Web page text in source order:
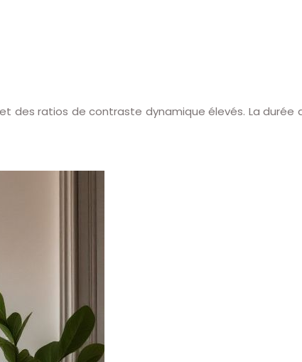
des ratios de contraste dynamique élevés. La durée